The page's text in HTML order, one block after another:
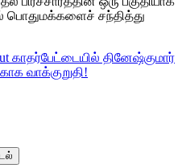
பொதுமக்களைச் சந்தித்து
காதர்பேட்டையில் தினேஷ்குமார்
வாக்குறுதி!